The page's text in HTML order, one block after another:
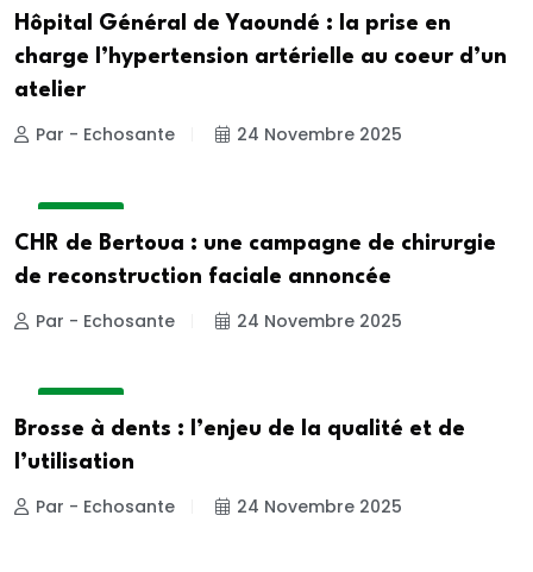
Hôpital Général de Yaoundé : la prise en
charge l’hypertension artérielle au coeur d’un
atelier
Par - Echosante 24 Novembre 2025
CHR de Bertoua : une campagne de chirurgie
de reconstruction faciale annoncée
Par - Echosante 24 Novembre 2025
Brosse à dents : l’enjeu de la qualité et de
l’utilisation
Par - Echosante 24 Novembre 2025